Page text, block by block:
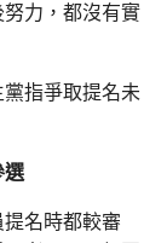
努力，都沒有實
指爭取提名未
選
名時都較審